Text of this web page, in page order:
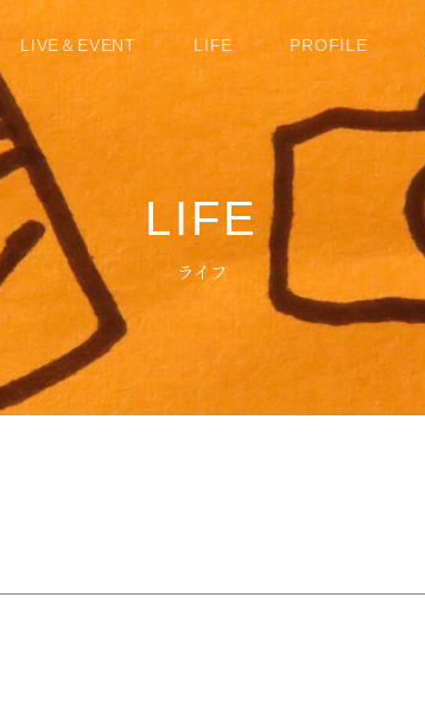
LIVE＆EVENT LIFE PROFILE
LIFE
ライフ